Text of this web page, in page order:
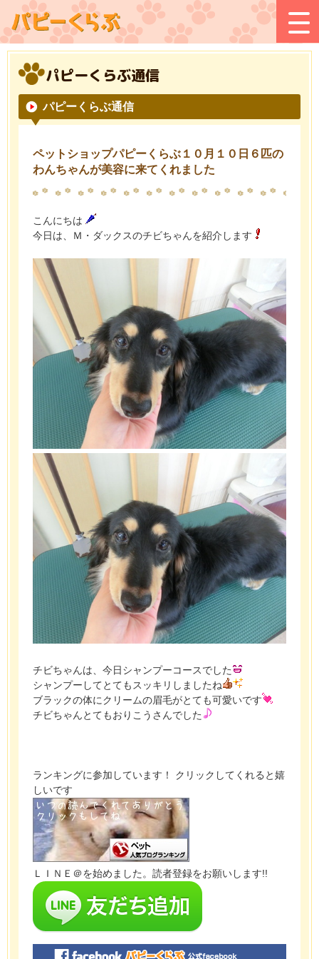
パピーくらぶ通信
パピーくらぶ通信
ペットショップパピーくらぶ１０月１０日６匹の
わんちゃんが美容に来てくれました
こんにちは
今日は、Ｍ・ダックスのチビちゃんを紹介します
チビちゃんは、今日シャンプーコースでした
シャンプーしてとてもスッキリしましたね
ブラックの体にクリームの眉毛がとても可愛いです
チビちゃんとてもおりこうさんでした
ランキングに参加しています！ クリックしてくれると嬉
しいです
ＬＩＮＥ＠を始めました。読者登録をお願いします!!